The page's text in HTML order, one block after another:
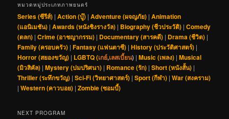
หมวดหมู่ประเภทภาพยนตร์
Series (ซีรีส์) |Action (บู๊) |Adventure (ผจญภัย) |Animation
(แอนิเมชัน) |Awards (หนังชิงรางวัล) | Biography (ชีวประวัติ) |Comedy
(ตลก) |Crime (อาชญากรรม) | Documentary (สารคดี) | Drama (ชีวิต) |
Family (ครอบครัว) |Fantasy (แฟนตาซี) |History (ประวัติศาสตร์) |
Horror (สยองขวัญ) | LGBTQ (เกย์,เลสเบี้ยน) |Music (เพลง) |Musical
(มิวสิคัล) |Mystery (ปมปริศนา) | Romance (รัก) |Short (หนังสั้น) |
Thriller (ระทึกขวัญ) |Sci-Fi (วิทยาศาสตร์) |Sport (กีฬา) |War (สงคราม)
|Western (คาวบอย) |Zombie (ซอมบี้)
NEXT PROGRAM